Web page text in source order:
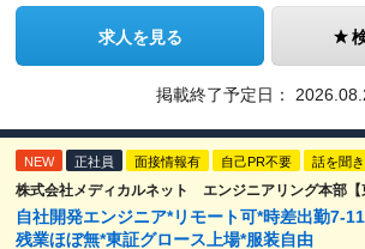
求人を見る
掲載終了予定日：
NEW 正社員 面接情報有 自己PR不要 話を聞
株式会社メディカルネット エンジニアリング本部【
自社開発エンジニア*リモート可*時差出勤7-
残業ほぼ無*東証グロース上場*服装自由